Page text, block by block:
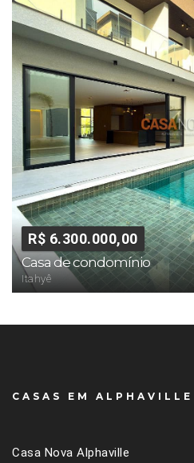
R$ 6.300.000,00
Casa de condomínio
Itahyê
CASAS EM ALPHAVILLE
Casa Nova Alphaville